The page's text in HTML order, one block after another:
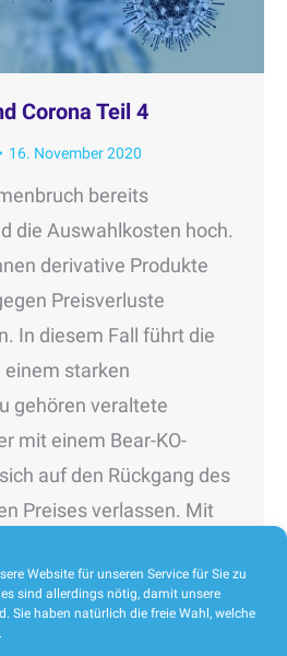
Website für unseren Service für Sie zu
sind allerdings nötig, damit unsere
Sie haben natürlich die freie Wahl, welche
Corona Teil 4
16. November 2020
bereits
die Auswahlkosten hoch.
derivative Produkte
Preisverluste
In diesem Fall führt die
starken
gehören veraltete
mit einem Bear-KO-
auf den Rückgang des
Preises verlassen. Mit